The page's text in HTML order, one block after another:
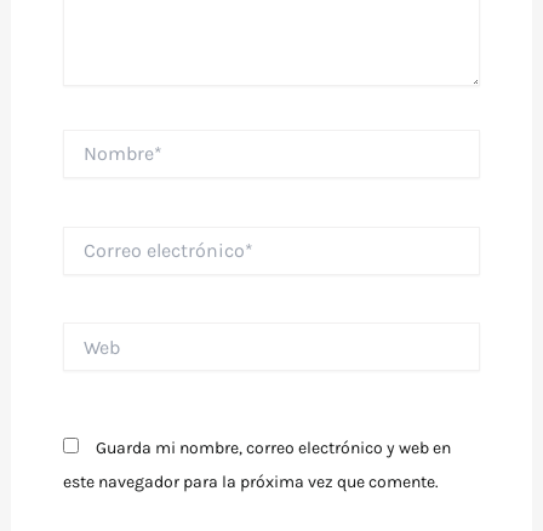
electrónico*
Guarda mi nombre, correo electrónico y web en
este navegador para la próxima vez que comente.